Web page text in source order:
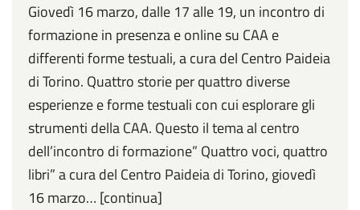
Giovedì 16 marzo, dalle 17 alle 19, un incontro di
formazione in presenza e online su CAA e
differenti forme testuali, a cura del Centro Paideia
di Torino. Quattro storie per quattro diverse
esperienze e forme testuali con cui esplorare gli
strumenti della CAA. Questo il tema al centro
dell’incontro di formazione” Quattro voci, quattro
libri” a cura del Centro Paideia di Torino, giovedì
16 marzo… [continua]